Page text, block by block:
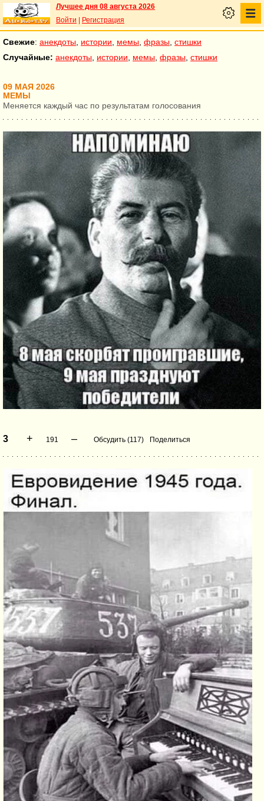
Лучшее дня 08 августа 2026
Войти
Регистрация
Свежие: анекдоты истории мемы фразы стишки
Случайные: анекдоты истории мемы фразы стишки
09 МАЯ 2026
МЕМЫ
Меняется каждый час по результатам голосования
3 + 191 – Обсудить (117) Поделиться